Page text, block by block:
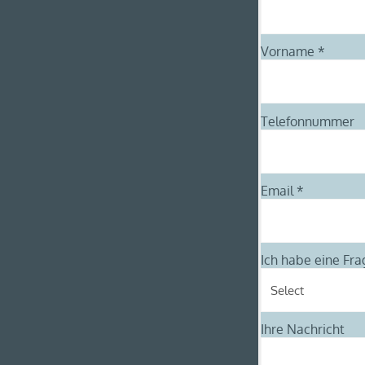
Vorname *
Telefonnummer
Email *
Ich habe eine
Ihre Nachricht